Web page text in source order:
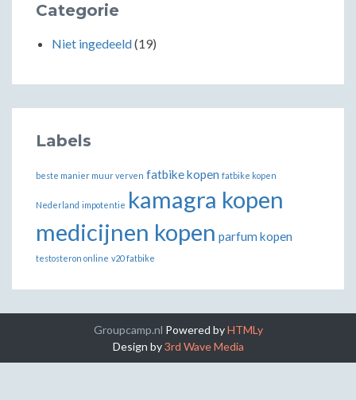
Categorie
Niet ingedeeld(19)
Labels
beste manier muur verven fatbike kopen fatbike kopen
Nederland impotentie kamagra kopen
medicijnen kopen parfum kopen
testosteron online v20 fatbike
Groupcamp.nl Powered byHTMLy
Design by3rd Wave Media